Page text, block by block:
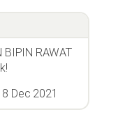
RAWAT
8 Dec 2021